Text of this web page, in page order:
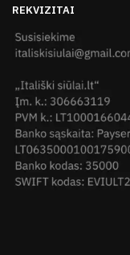
REKVIZITAI